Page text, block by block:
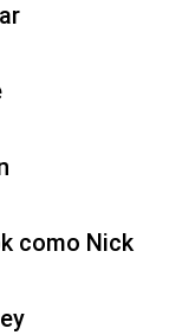
como Nick